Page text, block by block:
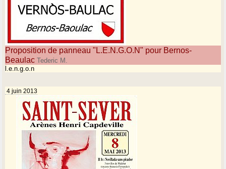
Proposition de panneau "L.E.N.G.O.N" pour Bernos-
Beaulac Tederic M.
l.e.n.g.o.n
4 juin 2013